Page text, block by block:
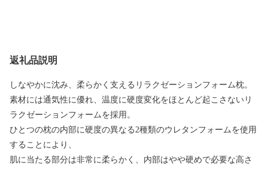
返礼品説明
しなやかに沈み、柔らかく支えるリラクゼーションフォーム枕。
素材には通気性に優れ、温度に硬度変化をほとんど起こさないリ
ラクゼーションフォームを採用。
ひとつの枕の内部に硬度の異なる2種類のウレタンフォームを使用
することにより、
肌に当たる部分は非常に柔らかく、内部はやや硬めで必要な高さ